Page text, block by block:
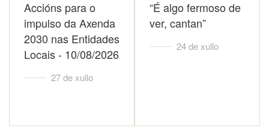
Accións para o
impulso da Axenda
2030 nas Entidades
Locais - 10/08/2026
27 de xullo
“É algo fermoso de
ver, cantan”
24 de xullo